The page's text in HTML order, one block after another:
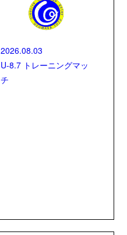
2026.08.03
U-8.7 トレーニングマッ
チ